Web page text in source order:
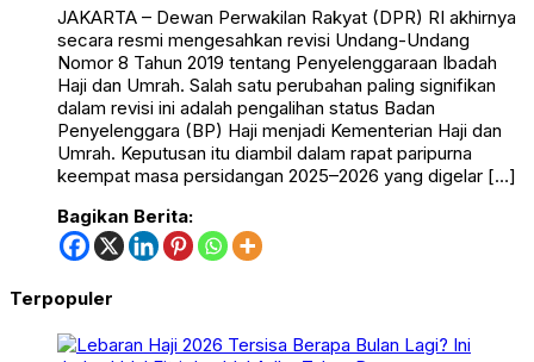
JAKARTA – Dewan Perwakilan Rakyat (DPR) RI akhirnya
secara resmi mengesahkan revisi Undang-Undang
Nomor 8 Tahun 2019 tentang Penyelenggaraan Ibadah
Haji dan Umrah. Salah satu perubahan paling signifikan
dalam revisi ini adalah pengalihan status Badan
Penyelenggara (BP) Haji menjadi Kementerian Haji dan
Umrah. Keputusan itu diambil dalam rapat paripurna
keempat masa persidangan 2025–2026 yang digelar […]
Bagikan Berita:
Terpopuler